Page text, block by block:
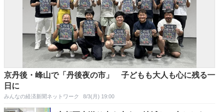
京丹後・峰山で「丹後夜の市」 子どもも大人も心に残る一
日に
みんなの経済新聞ネットワーク 8/3(月) 19:00